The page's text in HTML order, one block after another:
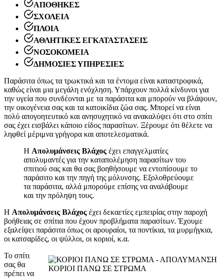
ΑΠΟΘΗΚΕΣ
ΣΧΟΛΕΙΑ
ΠΛΟΙΑ
ΑΘΛΗΤΙΚΕΣ ΕΓΚΑΤΑΣΤΑΣΕΙΣ
ΝΟΣΟΚΟΜΕΙΑ
ΔΗΜΟΣΙΕΣ ΥΠΗΡΕΣΙΕΣ
Παράσιτα όπως τα τρωκτικά και τα έντομα είναι καταστροφικά,
καθώς είναι μια μεγάλη ενόχληση. Υπάρχουν πολλά κίνδυνοι για
την υγεία που συνδέονται με τα παράσιτα και μπορούν να βλάψουν,
την οικογένεια σας και τα κατοικίδια ζώα σας. Μπορεί να είναι
πολύ απογοητευτικό και ανησυχητικό να ανακαλύψει ότι στο σπίτι
σας έχει εισβάλει κάποιο είδος παρασίτων. Ξέρουμε ότι θέλετε να
ληφθεί μέριμνα γρήγορα και αποτελεσματικά.
Η Απολυμάνσεις Βλάχος έχει επαγγελματίες
απολυμαντές για την καταπολέμηση παρασίτων του
σπιτιού σας και θα σας βοηθήσουμε να εντοπίσουμε το
παράσιτο και την πηγή της μόλυνσης. Εξολοθρεύουμε
τα παράσιτα, αλλά μπορούμε επίσης να αναλάβουμε
και την πρόληψη τους.
Η Απολυμάνσεις Βλάχος έχει δεκαετίες εμπειρίας στην παροχή
βοήθειας σε σπίτια που έχουν προβλήματα παρασίτων. Έχουμε
εξαλείψει παράσιτα όπως οι αρουραίοι, τα ποντίκια, τα μυρμήγκια,
οι κατσαρίδες, οι ψύλλοι, οι κοριοί, κ.α.
ΚΟΡΙΟΙ ΠΑΝΩ ΣΕ ΣΤΡΩΜΑ
Το σπίτι
σας θα
πρέπει να